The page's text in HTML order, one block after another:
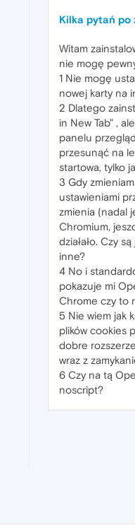
Kilka pytań po
Witam
nie mogę
1 Nie mogę
nowej karty na
2 Dlatego
in New Tab" ,
panelu
przesunąć na
startowa, tylko
3 Gdy
ustawieniami
zmienia (nadal
Chromium,
działało. Czy
inne?
4 No i
pokazuje mi
Chrome czy to
5 Nie wiem jak
plików cookies
dobre
wraz z
6 Czy na tą
noscript?